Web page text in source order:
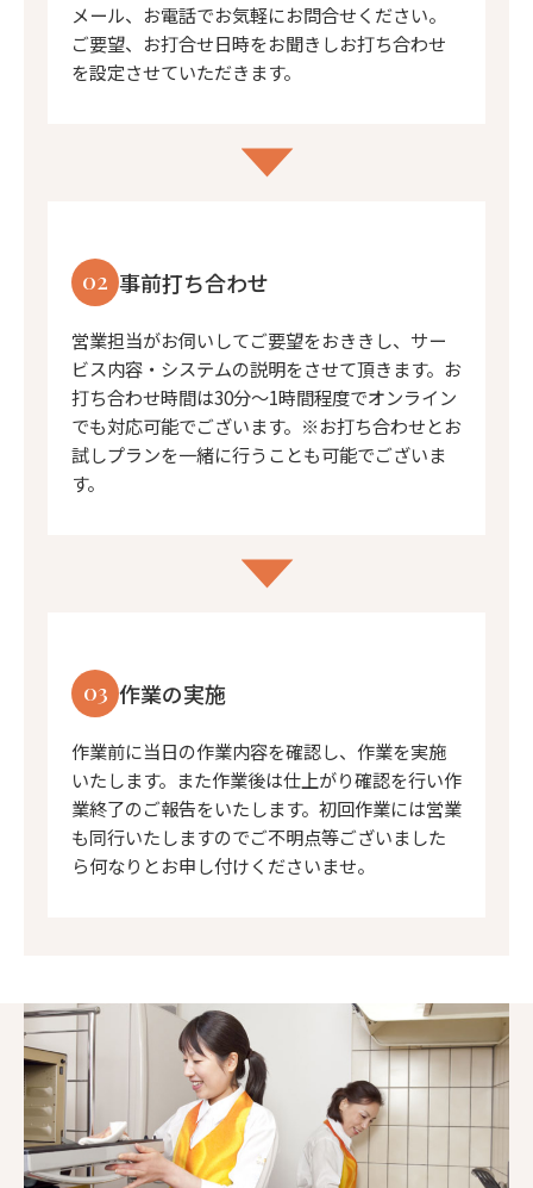
メール、お電話でお気軽にお問合せください。
ご要望、お打合せ日時をお聞きしお打ち合わせ
を設定させていただきます。
02 事前打ち合わせ
営業担当がお伺いしてご要望をおききし、サー
ビス内容・システムの説明をさせて頂きます。お
打ち合わせ時間は30分〜1時間程度でオンライン
でも対応可能でございます。※お打ち合わせとお
試しプランを一緒に行うことも可能でございま
す。
03 作業の実施
作業前に当日の作業内容を確認し、作業を実施
いたします。また作業後は仕上がり確認を行い作
業終了のご報告をいたします。初回作業には営業
も同行いたしますのでご不明点等ございました
ら何なりとお申し付けくださいませ。